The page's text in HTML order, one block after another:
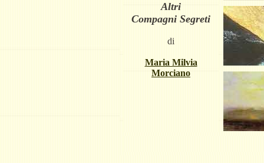
Altri
Compagni Segreti
di
Maria Milvia
Morciano